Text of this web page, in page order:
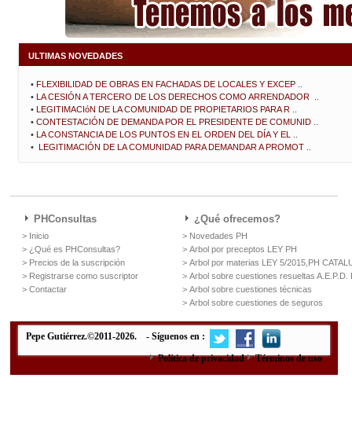
ULTIMAS NOVEDADES
•FLEXIBILIDAD DE OBRAS EN FACHADAS DE LOCALES Y EXCEP
•LA CESIÓN A TERCERO DE LOS DERECHOS COMO ARRENDADOR
•LEGITIMACIóN DE LA COMUNIDAD DE PROPIETARIOS PARA R
•CONTESTACIÓN DE DEMANDA POR EL PRESIDENTE DE COMUNID
•LA CONSTANCIA DE LOS PUNTOS EN EL ORDEN DEL DÍA Y EL
• LEGITIMACIÓN DE LA COMUNIDAD PARA DEMANDAR A PROMOT
PHConsultas
> Inicio
> ¿Qué es PHConsultas?
> Precios de la suscripción
> Registrarse como suscriptor
> Contactar
¿Qué ofrecemos?
> Novedades PH
> Arbol por preceptos LEY PH
> Arbol por materias LEY 5/2015,PH
> Arbol sobre cuestiones resueltas A.E.P.D.
> Arbol sobre cuestiones técnicas
> Arbol sobre cuestiones de seguros
Pepe Gutiérrez.©2011-2026. - Síguenos en :
Términos de uso
Política de privacidad